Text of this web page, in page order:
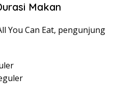
Makan
You Can Eat, pengunjung